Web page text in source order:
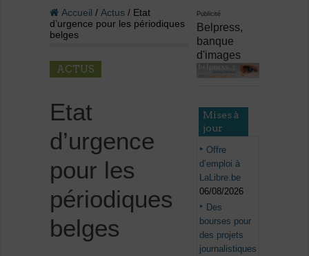
Accueil / Actus/ Etat
d’urgence pour les périodiques
belges
ACTUS
Etat
d’urgence
pour les
périodiques
belges
Publicité
Belpress,
banque
d'images
Mises à
jour
Offre
d’emploi à
LaLibre.be
06/08/2026
Des
bourses pour
des projets
journalistiques